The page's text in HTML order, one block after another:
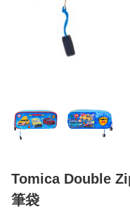
Tomica Double
筆袋